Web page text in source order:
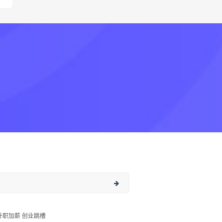
职加薪 创业跳槽